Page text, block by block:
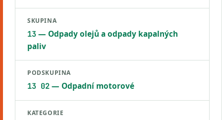
SKUPINA
13— Odpady olejů a odpady kapalných
paliv
PODSKUPINA
13 02— Odpadní motorové
KATEGORIE